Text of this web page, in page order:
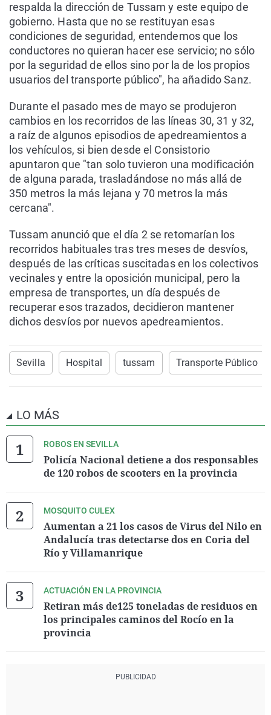
respalda la dirección de Tussam y este equipo de
gobierno. Hasta que no se restituyan esas
condiciones de seguridad, entendemos que los
conductores no quieran hacer ese servicio; no sólo
por la seguridad de ellos sino por la de los propios
usuarios del transporte público", ha añadido Sanz.
Durante el pasado mes de mayo se produjeron
cambios en los recorridos de las líneas 30, 31 y 32,
a raíz de algunos episodios de apedreamientos a
los vehículos, si bien desde el Consistorio
apuntaron que "tan solo tuvieron una modificación
de alguna parada, trasladándose no más allá de
350 metros la más lejana y 70 metros la más
cercana".
Tussam anunció que el día 2 se retomarían los
recorridos habituales tras tres meses de desvíos,
después de las críticas suscitadas en los colectivos
vecinales y entre la oposición municipal, pero la
empresa de transportes, un día después de
recuperar esos trazados, decidieron mantener
dichos desvíos por nuevos apedreamientos.
Sevilla Hospital tussam Transporte Público
LO MÁS
ROBOS EN SEVILLA
Policía Nacional detiene a dos responsables
de 120 robos de scooters en la provincia
MOSQUITO CULEX
Aumentan a 21 los casos de Virus del Nilo en
Andalucía tras detectarse dos en Coria del
Río y Villamanrique
ACTUACIÓN EN LA PROVINCIA
Retiran más de125 toneladas de residuos en
los principales caminos del Rocío en la
provincia